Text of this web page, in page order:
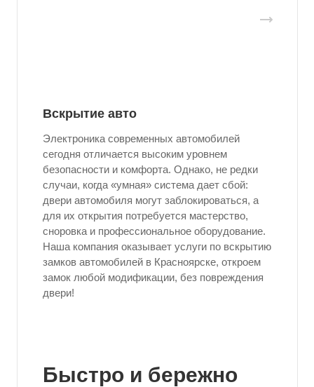
Вскрытие авто
Электроника современных автомобилей
сегодня отличается высоким уровнем
безопасности и комфорта. Однако, не редки
случаи, когда «умная» система дает сбой:
двери автомобиля могут заблокироваться, а
для их открытия потребуется мастерство,
сноровка и профессиональное оборудование.
Наша компания оказывает услуги по вскрытию
замков автомобилей в Красноярске, откроем
замок любой модификации, без повреждения
двери!
Быстро и бережно